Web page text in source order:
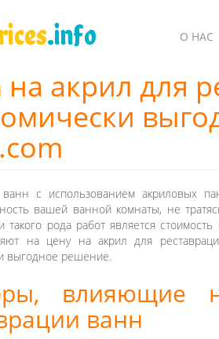
.info О НАС
акрил для
ванн с использованием акриловых
вашей ванной комнаты, не
такого рода работ является
на цену на акрил для
выгодное решение.
влияющие
ванн